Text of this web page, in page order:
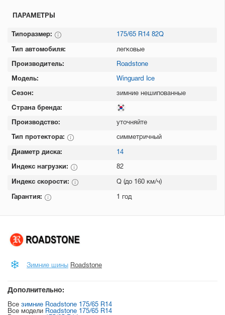
ПАРАМЕТРЫ
Типоразмер: 175/65 R14 82Q
Тип автомобиля: легковые
Производитель: Roadstone
Модель: Winguard Ice
Сезон: зимние нешипованные
Страна бренда:
Производство: уточняйте
Тип протектора: симметричный
Диаметр диска: 14
Индекс нагрузки: 82
Индекс скорости: Q (до 160 км/ч)
Гарантия: 1 год
Зимние шины Roadstone
Дополнительно:
Все зимние Roadstone 175/65 R14
Все модели Roadstone 175/65 R14